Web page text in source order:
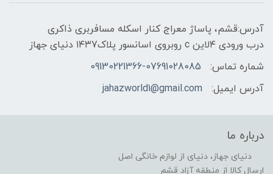
آدرس:قشم، پاساژ معراج کنار اسکله مسافربری ذاکری
درب ورودی ۴لاین c روبروی اسانسور پلاک۱۴۳7 دنیای جهاز
شماره تماس:
09130221366-07691028085
آدرس ایمیل:
jahazworld1@gmail.com
درباره ما
دنیای جهاز، دنیای از لوازم خانگی اصل
ارسال کالا از منطقه آزاد قشم